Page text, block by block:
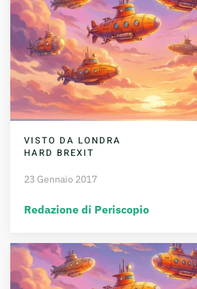
VISTO DA LONDRA
HARD BREXIT
23 Gennaio 2017
Redazione di Periscopio